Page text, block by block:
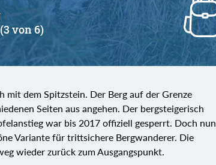
von 6)
mit dem Spitzstein. Der Berg auf der Grenze
Seiten aus angehen. Der bergsteigerisch
war bis 2017 offiziell gesperrt. Doch nun
Variante für trittsichere Bergwanderer. Die
wieder zurück zum Ausgangspunkt.